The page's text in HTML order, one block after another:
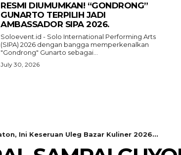
RESMI DIUMUMKAN! “GONDRONG”
GUNARTO TERPILIH JADI
AMBASSADOR SIPA 2026.
Soloevent.id - Solo International Performing Arts
(SIPA) 2026 dengan bangga memperkenalkan
"Gondrong" Gunarto sebagai...
July 30, 2026